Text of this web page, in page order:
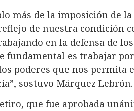
más de la imposición de
de nuestra condición
en la defensa de
fundamental es trabajar
poderes que nos permita
sostuvo Márquez Lebrón.
que fue aprobada